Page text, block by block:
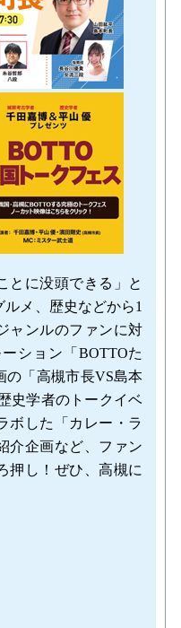
とに没頭できる」と
メ、歴史などから1
ャンルのファンに対
ション「BOTTOた
の「高槻市長VS島本
史学者のトークイベ
ボした「カレー・ラ
介企画など、ファン
押し！ぜひ、高槻に